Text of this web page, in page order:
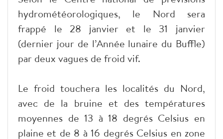
hydrométéorologiques, le Nord sera
frappé le 28 janvier et le 31 janvier
(dernier jour de l’Année lunaire du Buffle)
par deux vagues de froid vif.
Le froid touchera les localités du Nord,
avec de la bruine et des températures
moyennes de 13 à 18 degrés Celsius en
plaine et de 8 à 16 degrés Celsius en zone